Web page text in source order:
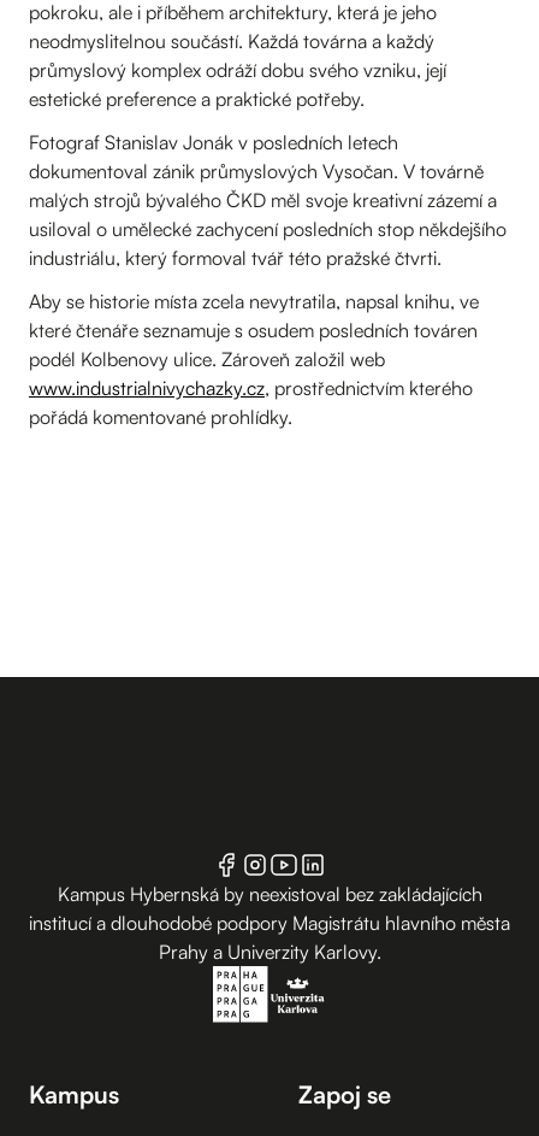
pokroku, ale i příběhem architektury, která je jeho
neodmyslitelnou součástí. Každá továrna a každý
průmyslový komplex odráží dobu svého vzniku, její
estetické preference a praktické potřeby.
Fotograf Stanislav Jonák v posledních letech
dokumentoval zánik průmyslových Vysočan. V továrně
malých strojů bývalého ČKD měl svoje kreativní zázemí a
usiloval o umělecké zachycení posledních stop někdejšího
industriálu, který formoval tvář této pražské čtvrti.
Aby se historie místa zcela nevytratila, napsal knihu, ve
které čtenáře seznamuje s osudem posledních továren
podél Kolbenovy ulice. Zároveň založil web
www.industrialnivychazky.cz, prostřednictvím kterého
pořádá komentované prohlídky.
Kampus Hybernská by neexistoval bez zakládajících
institucí a dlouhodobé podpory Magistrátu hlavního města
Prahy a Univerzity Karlovy.
Kampus Zapoj se